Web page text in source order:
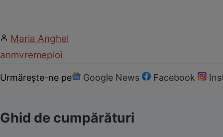
Maria Anghel
anmvremeploi
Urmărește-ne pe Google News Facebook
Ghid de cumpărături